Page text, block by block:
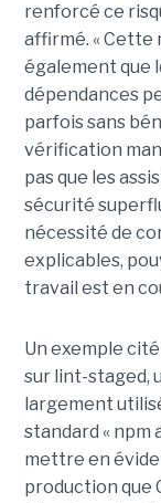
renforcé ce
affirmé. « Cette
également que
dépendances
parfois sans
vérification
pas que les
sécurité
nécessité de
explicables,
travail est en
Un exemple
sur lint-staged,
largement
standard « npm
mettre en
production que